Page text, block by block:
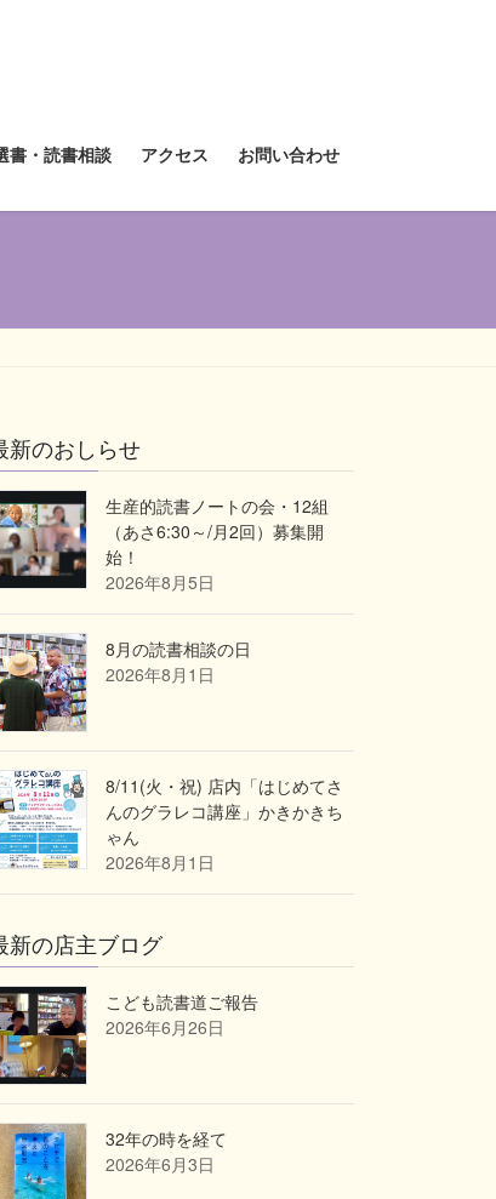
書・読書相談 アクセス お問い合わせ
新のおしらせ
生産的読書ノートの会・12組
（あさ6:30～/月2回）募集開
始！
2026年8月5日
8月の読書相談の日
2026年8月1日
8/11(火・祝) 店内「はじめてさ
んのグラレコ講座」かきかきち
ゃん
2026年8月1日
新の店主ブログ
こども読書道ご報告
2026年6月26日
32年の時を経て
2026年6月3日